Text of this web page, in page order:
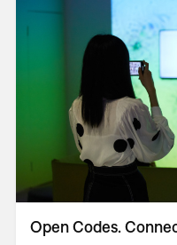
Open Codes.